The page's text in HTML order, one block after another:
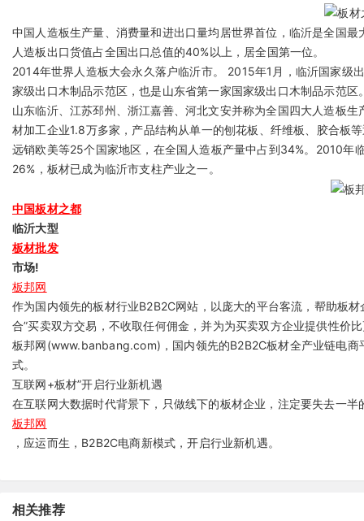
中国人造板生产量、消费量和进出口量均居世界首位，临沂是全国
人造板出口货值占全国出口总值的40%以上，居全国第一位。
2014年世界人造板大会永久落户临沂市。 2015年1月，临沂国家级
家级出口木制品示范区，也是山东省第一家国家级出口木制品示范区
山东临沂、江苏邳州、浙江嘉善、河北文安并称为全国四大人造板
材加工企业1.8万多家，产品结构从单一的刨花板、纤维板、胶合板
远销欧美等25个国家地区，在全国人造板产量中占到34%。2010
26%，板材已成为临沂市支柱产业之一。
中国板材之都
临沂大型
板材批发
市场!
板邦网
作为国内领先的板材行业B2B2C网站，以庞大的平台客流，帮助板
合”买卖双方交易，不收取任何佣金，并为为买卖双方企业提供性价
板邦网(www.banbang.com)，国内领先的B2B2C板材全产业链电
式。
互联网+板材”开启行业新机遇
在互联网大数据时代背景下，只做线下的板材企业，注定要失去一半
板邦网
，应运而生，B2B2C电商新模式，开启行业新机遇。
相关推荐